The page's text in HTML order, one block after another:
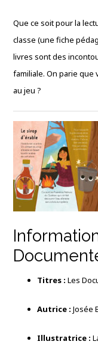
Que ce soit pour la
classe (une fiche
livres sont des
familiale. On parie
au jeu ?
Titres : Les
Autrice : Josée
Illustratrice :